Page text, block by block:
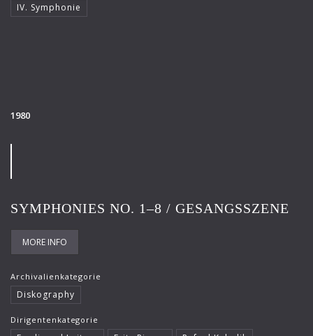
IV. Symphonie
1980
SYMPHONIES NO. 1–8 / GESANGSSZENE
MORE INFO
Archivalienkategorie
Diskography
Dirigentenkategorie